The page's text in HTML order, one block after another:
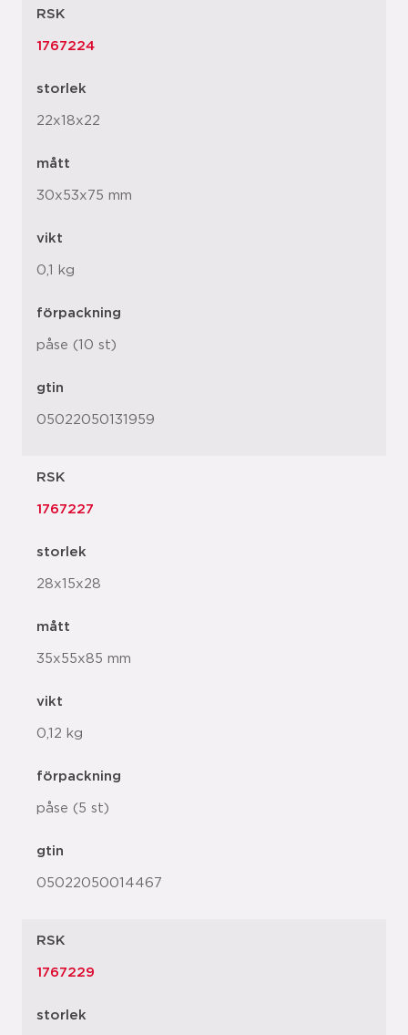
RSK
1767224
storlek
22x18x22
mått
30x53x75 mm
vikt
0,1 kg
förpackning
påse (10 st)
gtin
05022050131959
RSK
1767227
storlek
28x15x28
mått
35x55x85 mm
vikt
0,12 kg
förpackning
påse (5 st)
gtin
05022050014467
RSK
1767229
storlek